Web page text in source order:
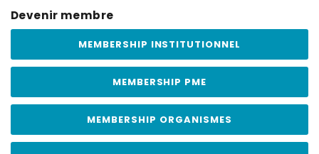
Devenir membre
MEMBERSHIP INSTITUTIONNEL
MEMBERSHIP PME
MEMBERSHIP ORGANISMES